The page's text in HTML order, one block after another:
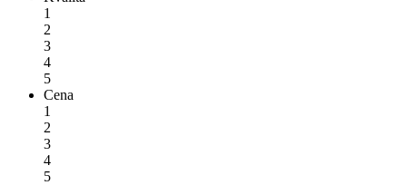
1
2
3
4
5
Cena
1
2
3
4
5